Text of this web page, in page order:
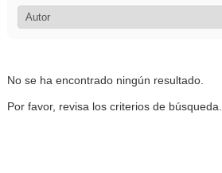
No se ha encontrado ningún resultado.
Por favor, revisa los criterios de búsqueda.